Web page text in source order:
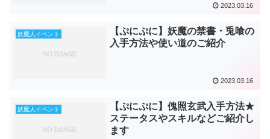
2023.03.16
妖魔人イベント
【ぷにぷに】妖魔の禁書・兎喰の
入手方法や使い道のご紹介
2023.03.16
妖魔人イベント
【ぷにぷに】傀照玄武入手方法★
ステータスやスキルなどご紹介し
ます